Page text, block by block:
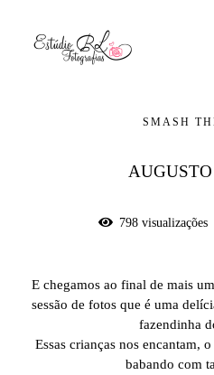
SMASH
798visualizações
E chegamos ao final de mais
sessão de fotos que é uma
fazendinha
Essas crianças nos encantam,
babando com